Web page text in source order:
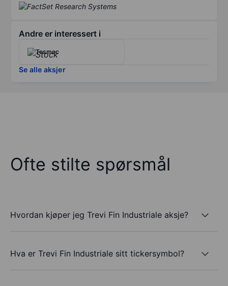
Andre er interessert i
Tesmec
Se alle aksjer
Ofte stilte spørsmål
Hvordan kjøper jeg Trevi Fin Industriale aksje?
Hva er Trevi Fin Industriale sitt tickersymbol?